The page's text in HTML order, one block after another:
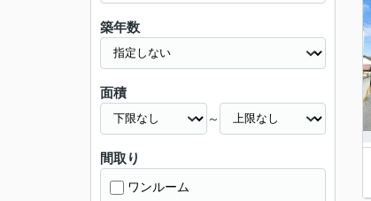
築年数
面積
～
間取り
ワンルーム